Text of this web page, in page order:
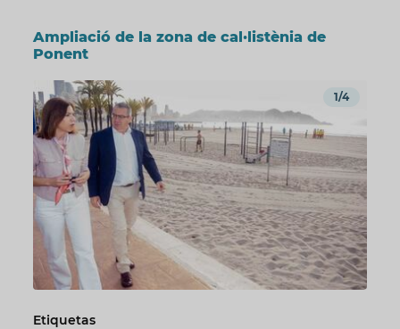
Ampliació de la zona de cal·listènia de
Ponent
1/4
Etiquetas